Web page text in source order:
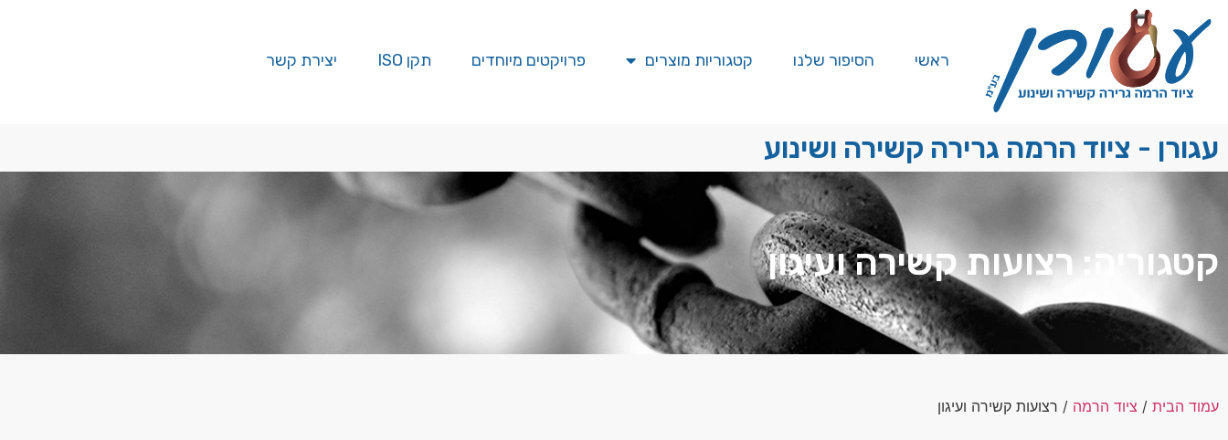
ראשי הסיפור שלנו קטגוריות מוצרים פרויקטים מיוחדים תקן ISO יצירת קשר
עגורן - ציוד הרמה גרירה קשירה ושינוע
קטגוריה: רצועות קשירה ועיגון
עמוד הבית / ציוד הרמה / רצועות קשירה ועיגון